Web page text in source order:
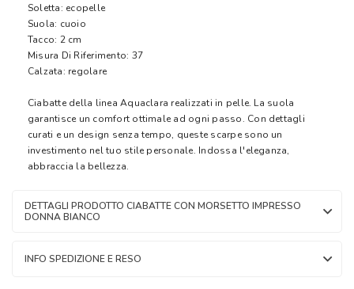
Soletta: ecopelle
Suola: cuoio
Tacco: 2 cm
Misura Di Riferimento: 37
Calzata: regolare
Ciabatte della linea Aquaclara realizzati in pelle. La suola
garantisce un comfort ottimale ad ogni passo. Con dettagli
curati e un design senza tempo, queste scarpe sono un
investimento nel tuo stile personale. Indossa l'eleganza,
abbraccia la bellezza.
DETTAGLI PRODOTTO CIABATTE CON MORSETTO IMPRESSO
DONNA BIANCO
INFO SPEDIZIONE E RESO